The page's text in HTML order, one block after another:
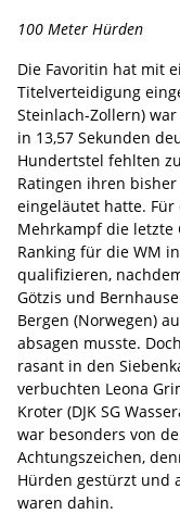
100 Meter Hürden
Die Favoritin hat mit
Titelverteidigung
Steinlach-Zollern)
in 13,57 Sekunden
Hundertstel fehlten
Ratingen ihren
eingeläutet hatte. Für
Mehrkampf die letzte
Ranking für die WM
qualifizieren,
Götzis und
Bergen (Norwegen)
absagen musste.
rasant in den
verbuchten Leona
Kroter (DJK SG
war besonders von
Achtungszeichen,
Hürden gestürzt und
waren dahin.